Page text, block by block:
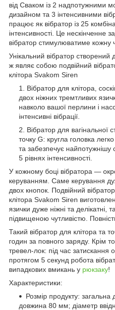
від Сваком із 2 надпотужними
дизайном та 3 інтенсивними
працює як вібратор із 25
інтенсивності. Це нескінченне
вібратор стимулюватиме кожну
Унікальний вібратор створений
ж являє собою подвійний
клітора Svakom Siren
Вібратор для клітора,
двох ніжних тремтливих
навколо вашої перлини і
інтенсивні вібрації.
Вібратор для вагінальної
точку G: кругла головка
та забезпечує
5 рівнях інтенсивності.
У кожному боці вібратора —
керуванням. Саме керування
двох кнопок. Подвійний
клітора Svakom Siren
язички дуже ніжні та делікатні,
підвищеною чутливістю.
Такий вібратор для клітора та
годин за повного заряду. Крім
тревел-лок: під час затискання
протягом 5 секунд робота
випадкових вмикань у рюкзаку!
Характеристики:
Розмір продукту:
довжина 80 мм; діаметр